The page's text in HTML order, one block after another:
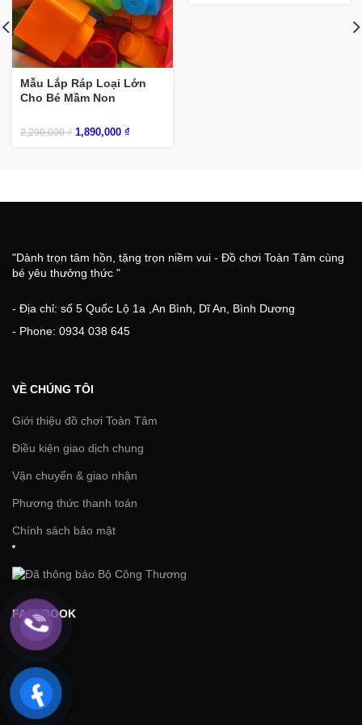
Mẫu Lắp Ráp Loại Lớn
Cho Bé Mầm Non
2,290,000₫ 1,890,000 ₫
"Dành trọn tâm hồn, tặng trọn niềm vui - Đồ chơi Toàn Tâm cùng
bé yêu thưởng thức "
- Địa chỉ: số 5 Quốc Lộ 1a ,An Bình, Dĩ An, Bình Dương
- Phone: 0934 038 645
VỀ CHÚNG TÔI
Giới thiệu đồ chơi Toàn Tâm
Điều kiện giao dịch chung
Vận chuyển & giao nhận
Phương thức thanh toán
Chính sách bảo mật
FACEBOOK